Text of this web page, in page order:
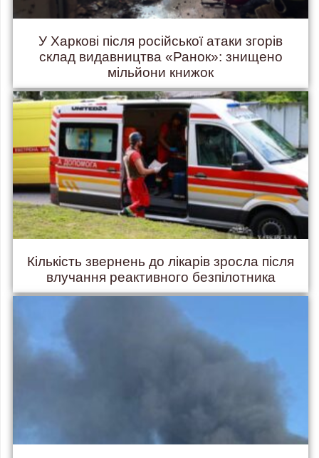
У Харкові після російської атаки згорів
склад видавництва «Ранок»: знищено
мільйони книжок
Кількість звернень до лікарів зросла після
влучання реактивного безпілотника